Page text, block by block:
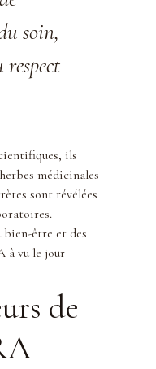
soin,
ils
médicinales
sont révélées
bien-être et des
à vu le jour
de